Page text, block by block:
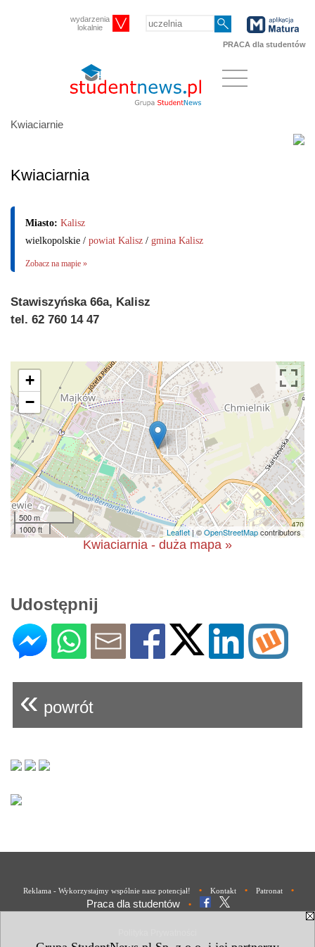
wydarzenia
lokalnie
PRACA dla studentów
Kwiaciarnie
Kwiaciarnia
Miasto: Kalisz
wielkopolskie / powiat Kalisz / gmina Kalisz
Zobacz na mapie »
Stawiszyńska 66a, Kalisz
tel. 62 760 14 47
+
−
500 m
1000 ft
Leaflet| ©OpenStreetMapcontributors
Kwiaciarnia - duża mapa »
Udostępnij
« powrót
Reklama - Wykorzystajmy wspólnie nasz potencjał! • Kontakt • Patronat •
Praca dla studentów •